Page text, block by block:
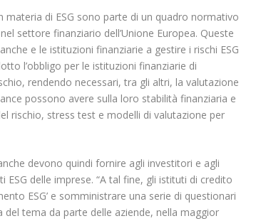
materia di ESG sono parte di un quadro normativo
settore finanziario dell’Unione Europea. Queste
e le istituzioni finanziarie a gestire i rischi ESG
l’obbligo per le istituzioni finanziarie di
rendendo necessari, tra gli altri, la valutazione
possono avere sulla loro stabilità finanziaria e
rischio, stress test e modelli di valutazione per
devono quindi fornire agli investitori e agli
delle imprese. “A tal fine, gli istituti di credito
ESG’ e somministrare una serie di questionari
del tema da parte delle aziende, nella maggior